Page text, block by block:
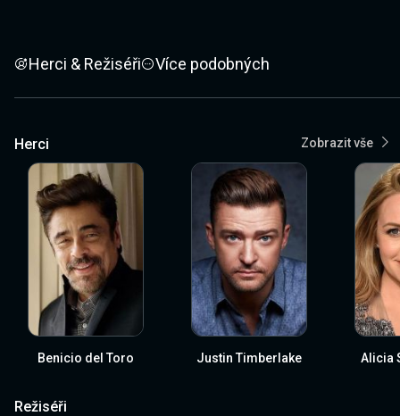
Herci & Režiséři Více podobných
Herci Zobrazit vše
Benicio del Toro Justin Timberlake Alicia
Režiséři